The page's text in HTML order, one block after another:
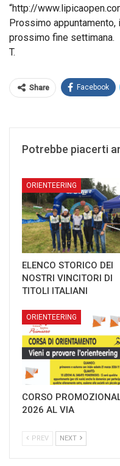
“http://
Prossimo
prossimo fine settimana.
T.
Share Facebook
Potrebbe piacerti
ORIENTEERING
ELENCO STORICO DEI
NOSTRI VINCITORI DI
TITOLI ITALIANI
ORIENTEERING
CORSO
2026 AL VIA
PREV NEXT